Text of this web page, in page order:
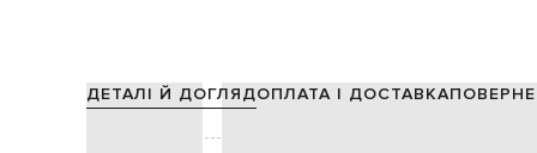
ДЕТАЛІ Й ДОГЛЯДОПЛАТА І ДОСТАВКА